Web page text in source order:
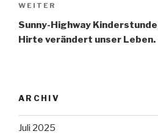
Nächster
Beitrag
WEITER
Sunny-Highway
Hirte verändert unser Leben.
ARCHIV
Juli 2025